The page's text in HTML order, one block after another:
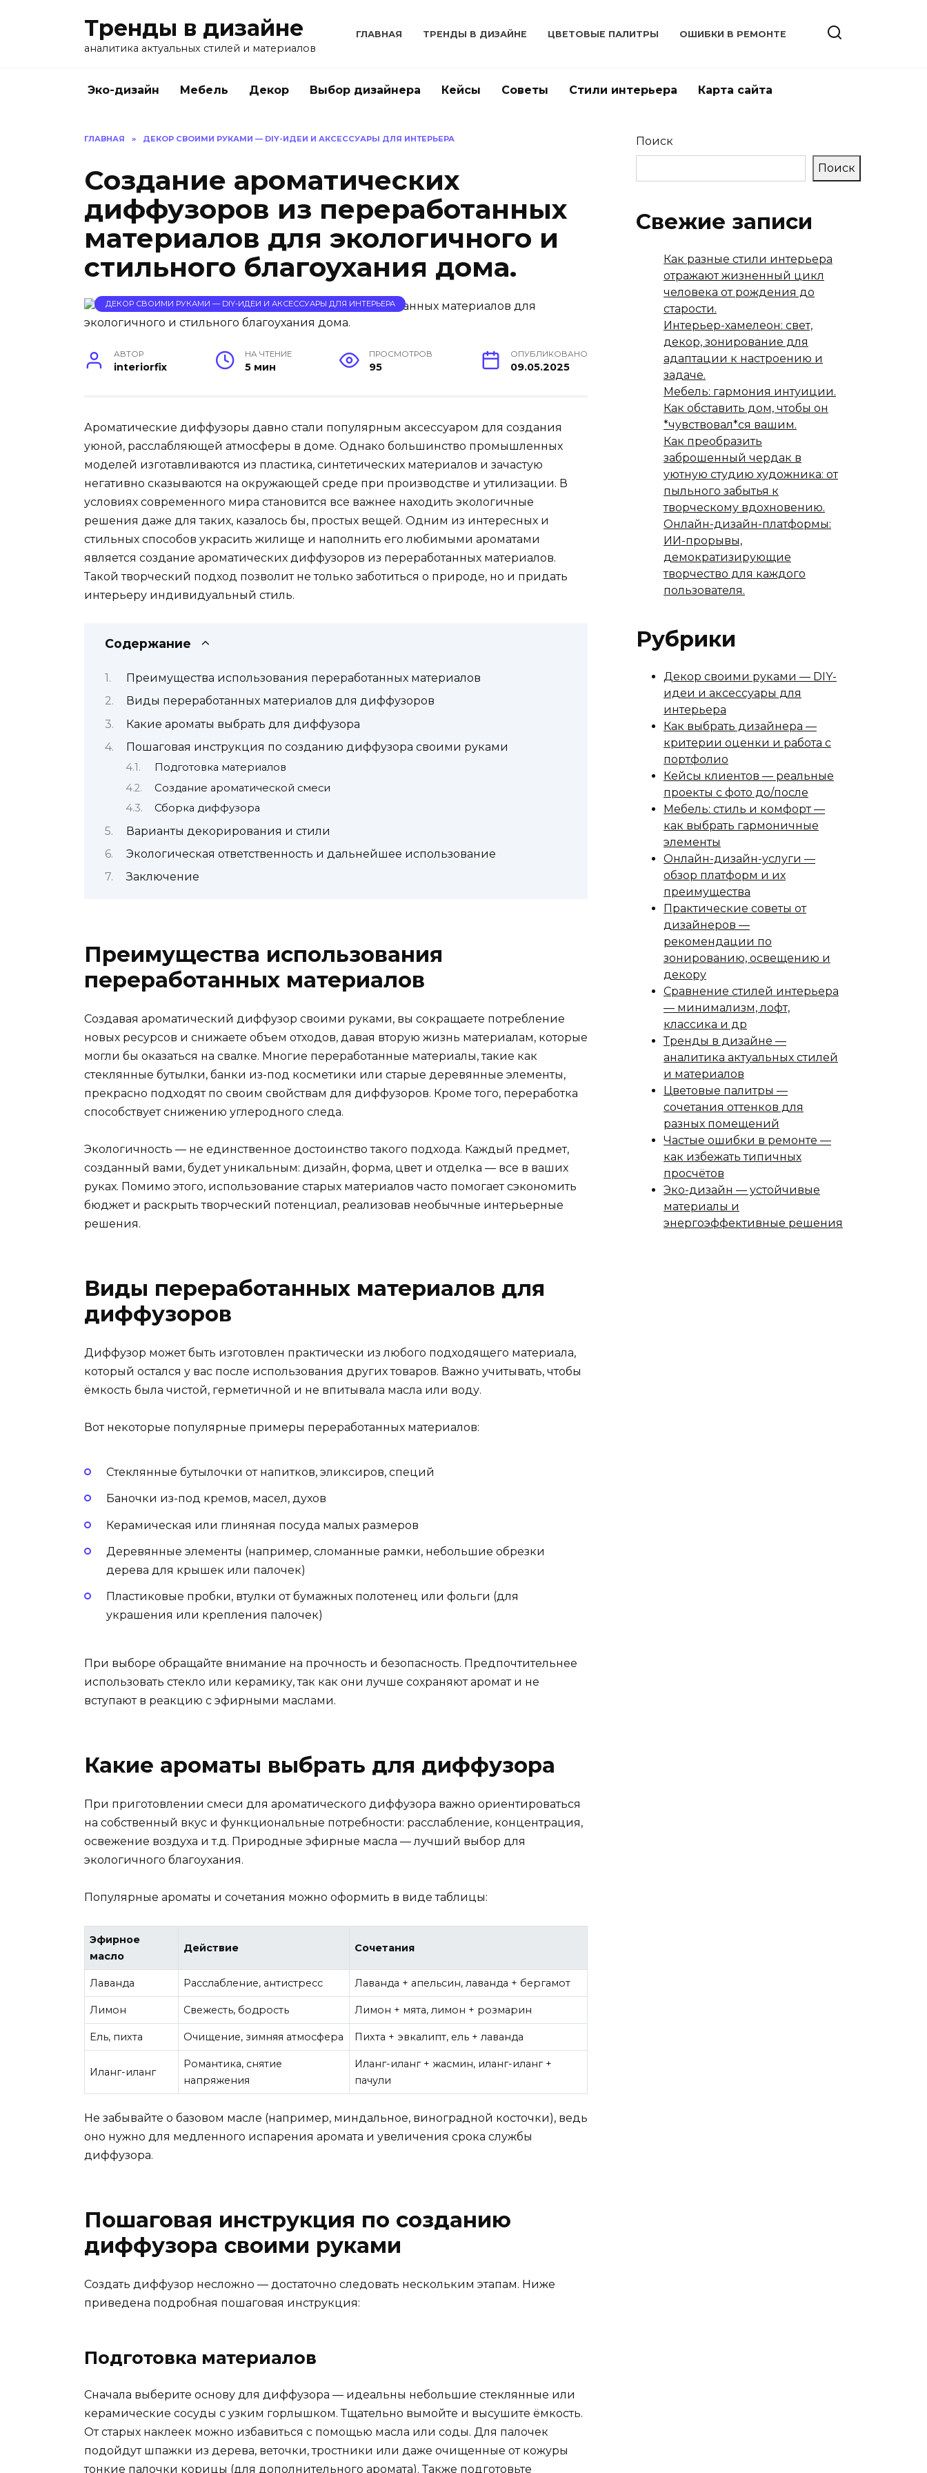
Тренды в дизайне
аналитика актуальных стилей и материалов
ГЛАВНАЯ ТРЕНДЫ В ДИЗАЙНЕ ЦВЕТОВЫЕ ПАЛИТРЫ ОШИБКИ В РЕМОНТЕ
Эко-дизайн Мебель Декор Выбор дизайнера Кейсы Советы Стили интерьера Карта сайта
ГЛАВНАЯ » ДЕКОР СВОИМИ РУКАМИ — DIY-ИДЕИ И АКСЕССУАРЫ ДЛЯ ИНТЕРЬЕРА
Создание ароматических
диффузоров из переработанных
материалов для экологичного и
стильного благоухания дома.
ДЕКОР СВОИМИ РУКАМИ — DIY-ИДЕИ И АКСЕССУАРЫ ДЛЯ ИНТЕРЬЕРА
АВТОР
interiorfix
НА ЧТЕНИЕ
5 мин
ПРОСМОТРОВ
95
ОПУБЛИКОВАНО
09.05.2025
Ароматические диффузоры давно стали популярным аксессуаром для создания
уюной, расслабляющей атмосферы в доме. Однако большинство промышленных
моделей изготавливаются из пластика, синтетических материалов и зачастую
негативно сказываются на окружающей среде при производстве и утилизации. В
условиях современного мира становится все важнее находить экологичные
решения даже для таких, казалось бы, простых вещей. Одним из интересных и
стильных способов украсить жилище и наполнить его любимыми ароматами
является создание ароматических диффузоров из переработанных материалов.
Такой творческий подход позволит не только заботиться о природе, но и придать
интерьеру индивидуальный стиль.
Содержание
Преимущества использования переработанных материалов
Виды переработанных материалов для диффузоров
Какие ароматы выбрать для диффузора
Пошаговая инструкция по созданию диффузора своими руками
Подготовка материалов
Создание ароматической смеси
Сборка диффузора
Варианты декорирования и стили
Экологическая ответственность и дальнейшее использование
Заключение
Преимущества использования
переработанных материалов
Создавая ароматический диффузор своими руками, вы сокращаете потребление
новых ресурсов и снижаете объем отходов, давая вторую жизнь материалам, которые
могли бы оказаться на свалке. Многие переработанные материалы, такие как
стеклянные бутылки, банки из-под косметики или старые деревянные элементы,
прекрасно подходят по своим свойствам для диффузоров. Кроме того, переработка
способствует снижению углеродного следа.
Экологичность — не единственное достоинство такого подхода. Каждый предмет,
созданный вами, будет уникальным: дизайн, форма, цвет и отделка — все в ваших
руках. Помимо этого, использование старых материалов часто помогает сэкономить
бюджет и раскрыть творческий потенциал, реализовав необычные интерьерные
решения.
Виды переработанных материалов для
диффузоров
Диффузор может быть изготовлен практически из любого подходящего материала,
который остался у вас после использования других товаров. Важно учитывать, чтобы
ёмкость была чистой, герметичной и не впитывала масла или воду.
Вот некоторые популярные примеры переработанных материалов:
Стеклянные бутылочки от напитков, эликсиров, специй
Баночки из-под кремов, масел, духов
Керамическая или глиняная посуда малых размеров
Деревянные элементы (например, сломанные рамки, небольшие обрезки
дерева для крышек или палочек)
Пластиковые пробки, втулки от бумажных полотенец или фольги (для
украшения или крепления палочек)
При выборе обращайте внимание на прочность и безопасность. Предпочтительнее
использовать стекло или керамику, так как они лучше сохраняют аромат и не
вступают в реакцию с эфирными маслами.
Какие ароматы выбрать для диффузора
При приготовлении смеси для ароматического диффузора важно ориентироваться
на собственный вкус и функциональные потребности: расслабление, концентрация,
освежение воздуха и т.д. Природные эфирные масла — лучший выбор для
экологичного благоухания.
Популярные ароматы и сочетания можно оформить в виде таблицы:
Эфирное
масло
Действие Сочетания
Лаванда Расслабление, антистресс Лаванда + апельсин, лаванда + бергамот
Лимон Свежесть, бодрость Лимон + мята, лимон + розмарин
Ель, пихта Очищение, зимняя атмосфера Пихта + эвкалипт, ель + лаванда
Иланг-иланг
Романтика, снятие
напряжения
Иланг-иланг + жасмин, иланг-иланг +
пачули
Не забывайте о базовом масле (например, миндальное, виноградной косточки), ведь
оно нужно для медленного испарения аромата и увеличения срока службы
диффузора.
Пошаговая инструкция по созданию
диффузора своими руками
Создать диффузор несложно — достаточно следовать нескольким этапам. Ниже
приведена подробная пошаговая инструкция:
Подготовка материалов
Сначала выберите основу для диффузора — идеальны небольшие стеклянные или
керамические сосуды с узким горлышком. Тщательно вымойте и высушите ёмкость.
От старых наклеек можно избавиться с помощью масла или соды. Для палочек
подойдут шпажки из дерева, веточки, тростники или даже очищенные от кожуры
тонкие палочки корицы (для дополнительного аромата). Также подготовьте
Поиск
Поиск
Свежие записи
Как разные стили интерьера
отражают жизненный цикл
человека от рождения до
старости.
Интерьер-хамелеон: свет,
декор, зонирование для
адаптации к настроению и
задаче.
Мебель: гармония интуиции.
Как обставить дом, чтобы он
*чувствовал*ся вашим.
Как преобразить
заброшенный чердак в
уютную студию художника: от
пыльного забытья к
творческому вдохновению.
Онлайн-дизайн-платформы:
ИИ-прорывы,
демократизирующие
творчество для каждого
пользователя.
Рубрики
Декор своими руками — DIY-
идеи и аксессуары для
интерьера
Как выбрать дизайнера —
критерии оценки и работа с
портфолио
Кейсы клиентов — реальные
проекты с фото до/после
Мебель: стиль и комфорт —
как выбрать гармоничные
элементы
Онлайн-дизайн-услуги —
обзор платформ и их
преимущества
Практические советы от
дизайнеров —
рекомендации по
зонированию, освещению и
декору
Сравнение стилей интерьера
— минимализм, лофт,
классика и др
Тренды в дизайне —
аналитика актуальных стилей
и материалов
Цветовые палитры —
сочетания оттенков для
разных помещений
Частые ошибки в ремонте —
как избежать типичных
просчётов
Эко-дизайн — устойчивые
материалы и
энергоэффективные решения